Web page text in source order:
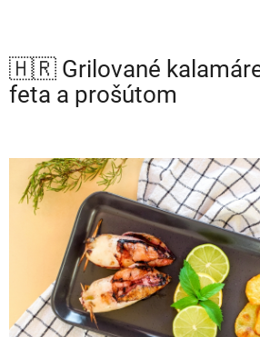
🇭🇷 Grilované
feta a prošútom